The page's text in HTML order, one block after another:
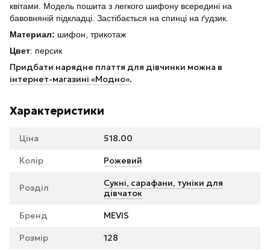
квітами. Модель пошита з легкого шифону всередині на
бавовняній підкладці. Застібається на спинці на ґудзик.
Материал: шифон, трикотаж
Цвет: персик
Придбати нарядне плаття для дівчинки можна в
інтернет-магазині «Модно».
Характеристики
Ціна 518.00
Колір Рожевий
Розділ
Сукні, сарафани, туніки для
дівчаток
Бренд MEVIS
Розмір 128